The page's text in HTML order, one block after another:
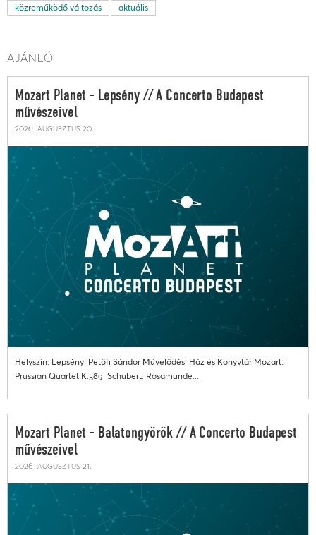
közreműködő változás
aktuális
AJÁNLÓ
Mozart Planet - Lepsény // A Concerto Budapest
művészeivel
2026. augusztus 20.
Helyszín: Lepsényi Petőfi Sándor Művelődési Ház és Könyvtár Mozart:
Prussian Quartet K.589. Schubert: Rosamunde...
Mozart Planet - Balatongyörök // A Concerto Budapest
művészeivel
2026. augusztus 21.